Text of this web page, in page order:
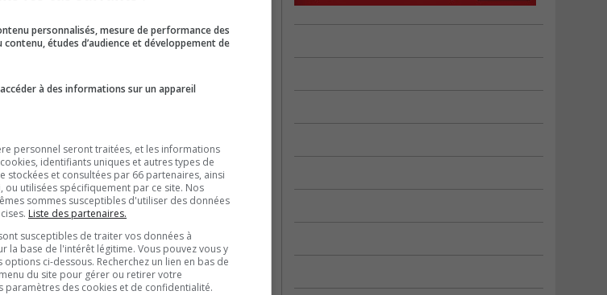
personnalisés, mesure de performance des
contenu, études d’audience et développement de
à des informations sur un appareil
personnel seront traitées, et les informations
identifiants uniques et autres types de
stockées et consultées par 66 partenaires, ainsi
ou utilisées spécifiquement par ce site. Nos
sommes susceptibles d'utiliser des données
Liste des partenaires.
susceptibles de traiter vos données à
la base de l'intérêt légitime. Vous pouvez vous y
ci-dessous. Recherchez un lien en bas de
du site pour gérer ou retirer votre
paramètres des cookies et de confidentialité.